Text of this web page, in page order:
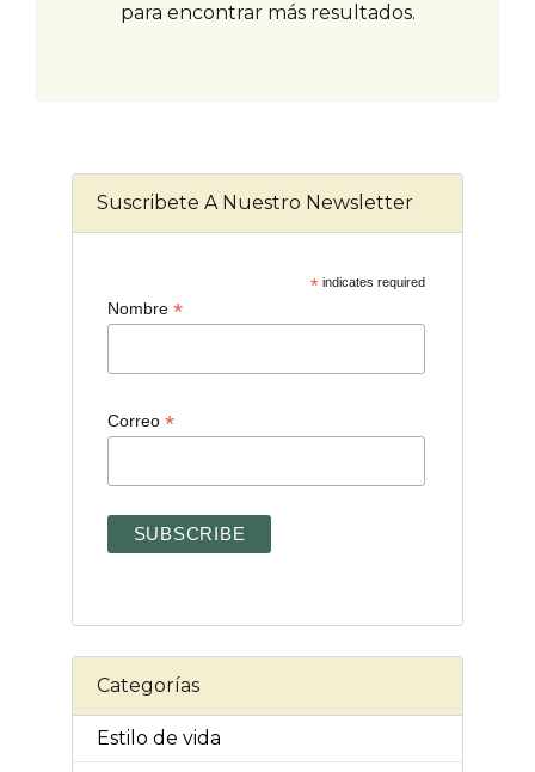
para encontrar más resultados.
Suscribete A Nuestro Newsletter
*indicates required
Nombre *
Correo *
Categorías
Estilo de vida